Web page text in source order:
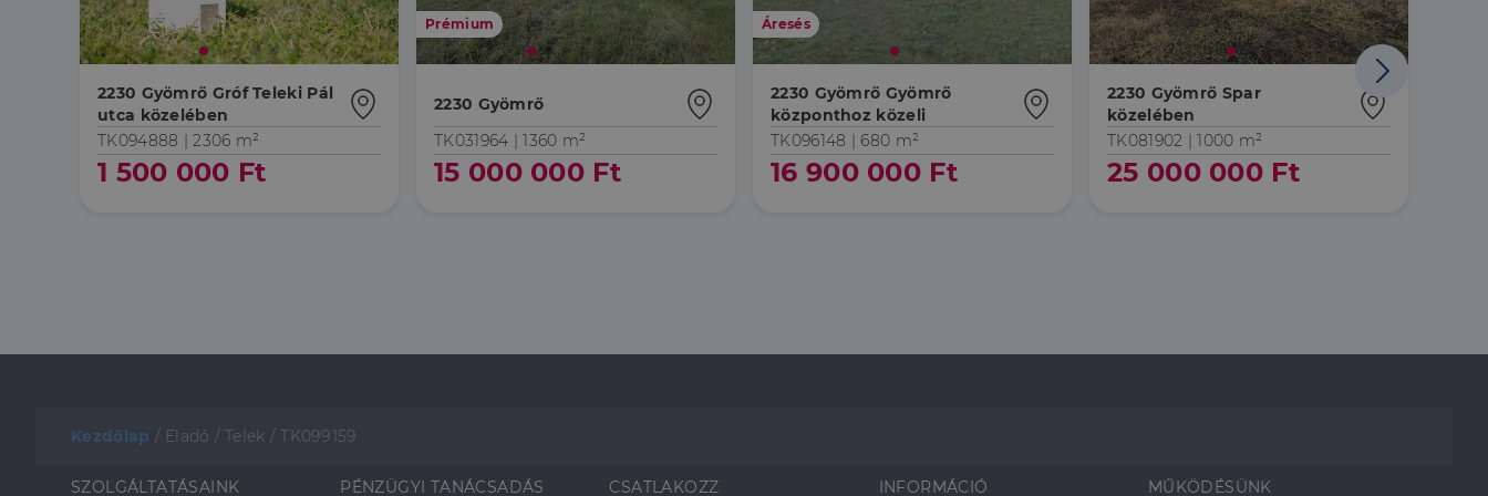
2230 Gyömrő Gróf Teleki Pál
utca közelében
TK094888 |2306 m²
1 500 000 Ft
Prémium
2230 Gyömrő
TK031964 |1360 m²
15 000 000 Ft
Áresés
2230 Gyömrő Gyömrő
központhoz közeli
TK096148 | 680 m²
16 900 000 Ft
2230 Gyömrő Spar
közelében
TK081902 |1000 m²
25 000 000 Ft
Kezdőlap / Eladó / Telek / TK099159
SZOLGÁLTATÁSAINK PÉNZÜGYI TANÁCSADÁS CSATLAKOZZ INFORMÁCIÓ MŰKÖDÉSÜNK